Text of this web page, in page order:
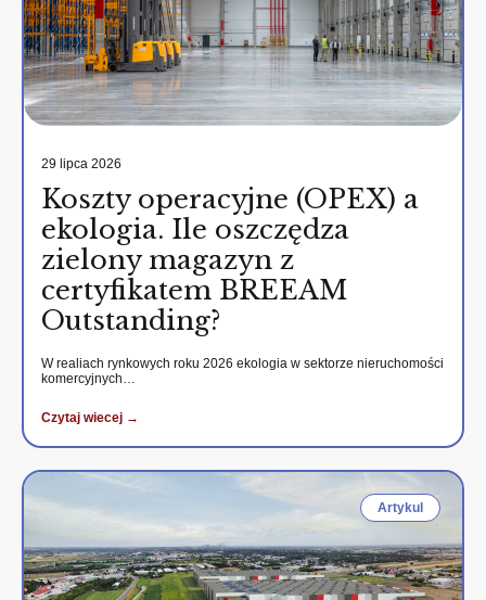
29 lipca 2026
Koszty operacyjne (OPEX) a
ekologia. Ile oszczędza
zielony magazyn z
certyfikatem BREEAM
Outstanding?
W realiach rynkowych roku 2026 ekologia w sektorze nieruchomości
komercyjnych…
Czytaj wiecej →
Artykul